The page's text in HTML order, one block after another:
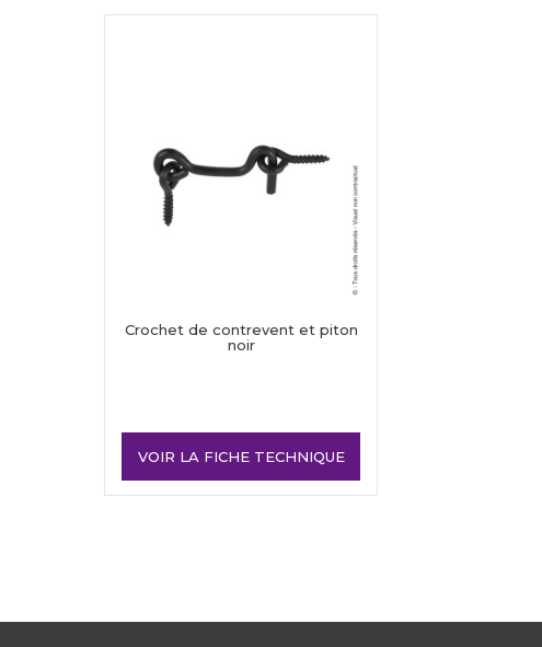
Crochet de contrevent et piton
noir
VOIR LA FICHE TECHNIQUE